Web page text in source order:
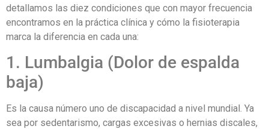
detallamos las diez condiciones que con mayor frecuencia
encontramos en la práctica clínica y cómo la fisioterapia
marca la diferencia en cada una:
1. Lumbalgia (Dolor de espalda
baja)
Es la causa número uno de discapacidad a nivel mundial. Ya
sea por sedentarismo, cargas excesivas o hernias discales,